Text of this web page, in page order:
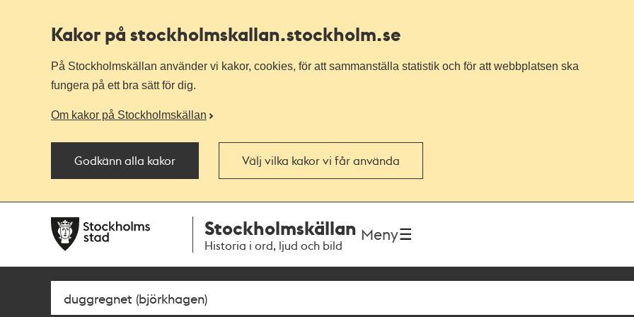
Kakor på stockholmskallan.stockholm.se
På Stockholmskällan använder vi kakor, cookies, för att sammanställa statistik och för att webbplatsen ska
fungera på ett bra sätt för dig.
Om kakor på Stockholmskällan
Godkänn alla kakor Välj vilka kakor vi får använda
navigationen
huvudinnehållet
Stockholmskällan
Historia i ord, ljud och bild
Meny
Sök